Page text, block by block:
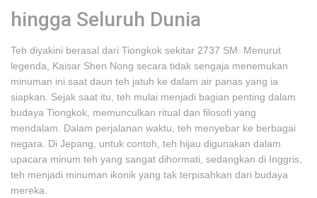
hingga Seluruh Dunia
Teh diyakini berasal dari Tiongkok sekitar 2737 SM. Menurut
legenda, Kaisar Shen Nong secara tidak sengaja menemukan
minuman ini saat daun teh jatuh ke dalam air panas yang ia
siapkan. Sejak saat itu, teh mulai menjadi bagian penting dalam
budaya Tiongkok, memunculkan ritual dan filosofi yang
mendalam. Dalam perjalanan waktu, teh menyebar ke berbagai
negara. Di Jepang, untuk contoh, teh hijau digunakan dalam
upacara minum teh yang sangat dihormati, sedangkan di Inggris,
teh menjadi minuman ikonik yang tak terpisahkan dari budaya
mereka.